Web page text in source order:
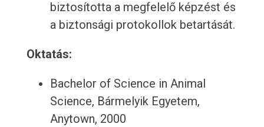
biztosította a megfelelő képzést és
a biztonsági protokollok betartását.
Oktatás:
Bachelor of Science in Animal
Science, Bármelyik Egyetem,
Anytown, 2000